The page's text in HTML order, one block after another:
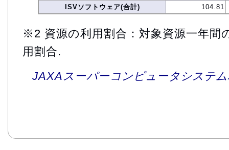
ISVソフトウェア(合計)
104.81
※2 資源の利用割合：対象資源一年間
用割合.
JAXAスーパーコンピュータシステ